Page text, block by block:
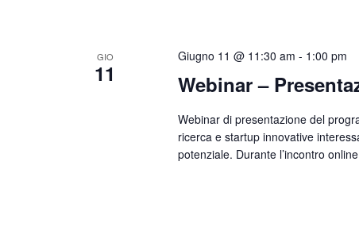
GIO
11 Webinar –
Giugno 11 @ 11:30 am - 1:00 pm
Webinar di presentazione del
ricerca e startup innovative
potenziale. Durante l’incontro